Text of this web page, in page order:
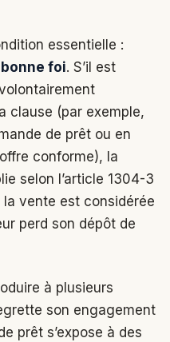
essentielle :
bonne foi. S’il est
clause (par exemple,
de prêt ou en
conforme), la
selon l’article 1304-3
vente est considérée
perd son dépôt de
à plusieurs
son engagement
prêt s’expose à des